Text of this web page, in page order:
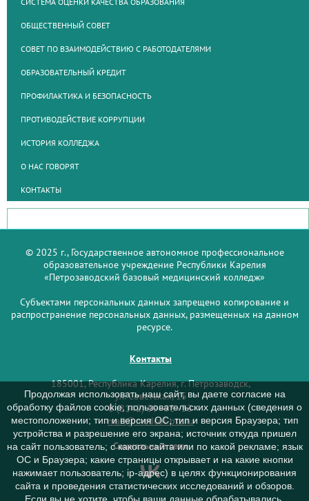
ОБЩЕСТВЕННЫЙ СОВЕТ
СОВЕТ ПО ВЗАИМОДЕЙСТВИЮ С РАБОТОДАТЕЛЯМИ
ОБРАЗОВАТЕЛЬНЫЙ КРЕДИТ
ПРОФИЛАКТИКА И БЕЗОПАСНОСТЬ
ПРОТИВОДЕЙСТВИЕ КОРРУПЦИИ
ИСТОРИЯ КОЛЛЕДЖА
О НАС ГОВОРЯТ
КОНТАКТЫ
© 2025 г., Государственное автономное профессиональное
образовательное учреждение Республики Карелия
«Петрозаводский базовый медицинский колледж»
Субъектами персональных данных запрещено копирование и
распространение персональных данных, размещенных на данном
ресурсе.
Контакты
185001, Республика Карелия, г. Петрозаводск,
ул. Советская, 15
8 (8142) 59–93–33
mail@medcol-ptz.ru
Социальные сети
Продолжая использовать наш сайт, вы даете согласие на
обработку файлов cookie, пользовательских данных (сведения о
местоположении; тип и версия ОС; тип и версия Браузера; тип
устройства и разрешение его экрана; источник откуда пришел
на сайт пользователь; с какого сайта или по какой рекламе; язык
ОС и Браузера; какие страницы открывает и на какие кнопки
нажимает пользователь; ip-адрес) в целях функционирования
сайта и проведения статистических исследований и обзоров.